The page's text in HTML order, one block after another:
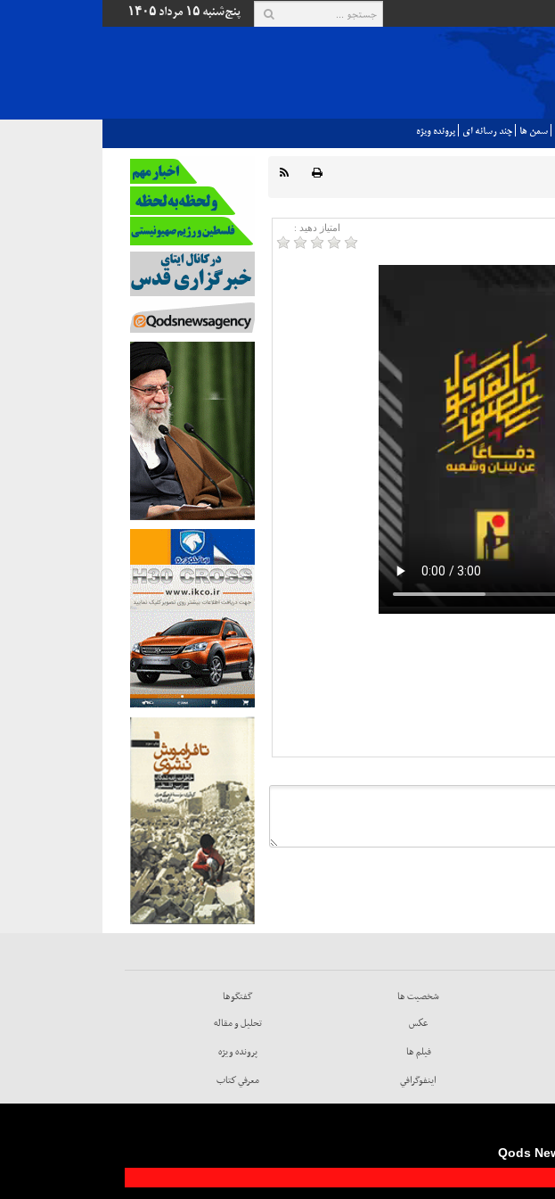
پنج‌شنبه ۱۵ مرداد ۱۴۰۵
سمن ها چند رسانه اي پرونده ويژه
امتیاز دهید :
شخصيت ها
عكس
فيلم ها
اينفوگرافي
گفتگوها
تحليل و مقاله
پرونده ويژه
معرفي كتاب